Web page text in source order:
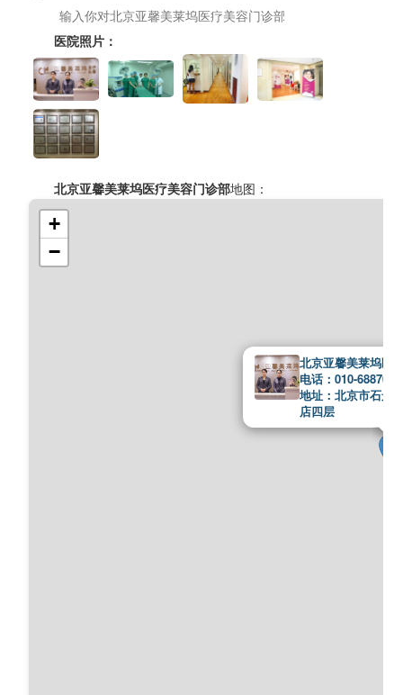
医院照片：
北京亚馨美莱坞医疗美容门诊部地图：
北京亚馨美莱坞医
电话：010-
地址：北京市石景
店四层
+
−